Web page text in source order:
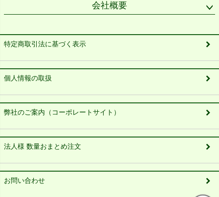
会社概要
特定商取引法に基づく表示
個人情報の取扱
弊社のご案内（コーポレートサイト）
法人様 数量おまとめ注文
お問い合わせ